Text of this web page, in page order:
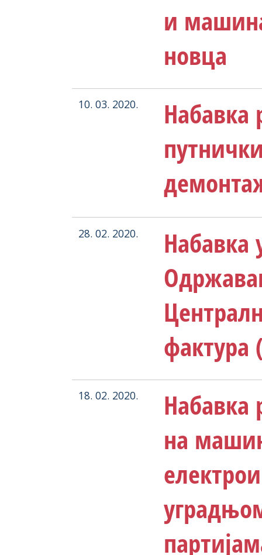
и
новца
10. 03. 2020.
Набавка
28. 02. 2020.
Набавка
18. 02. 2020.
Набавка
на